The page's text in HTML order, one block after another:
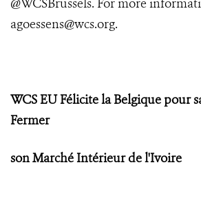
@WCSBrussels. For more
agoessens@wcs.org.
WCS EU Félicite la Belgique pour
Fermer
son Marché Intérieur de l'Ivoire